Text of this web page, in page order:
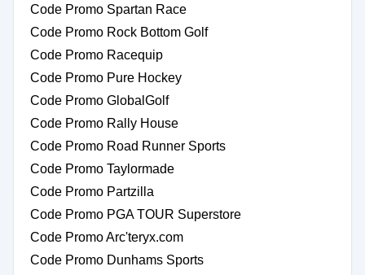
Code Promo Spartan Race
Code Promo Rock Bottom Golf
Code Promo Racequip
Code Promo Pure Hockey
Code Promo GlobalGolf
Code Promo Rally House
Code Promo Road Runner Sports
Code Promo Taylormade
Code Promo Partzilla
Code Promo PGA TOUR Superstore
Code Promo Arc'teryx.com
Code Promo Dunhams Sports